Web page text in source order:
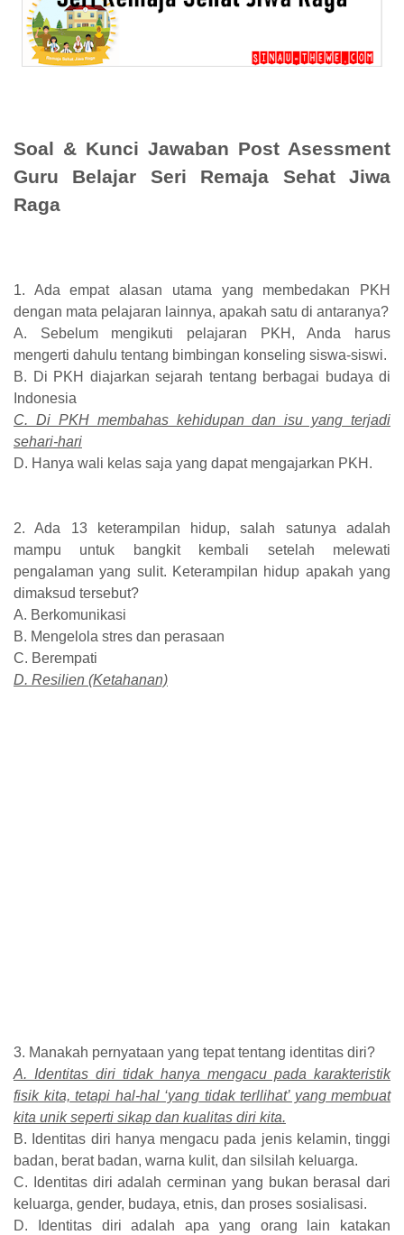
Soal & Kunci Jawaban Post Asessment
Guru Belajar Seri Remaja Sehat Jiwa
Raga
1. Ada empat alasan utama yang membedakan PKH
dengan mata pelajaran lainnya, apakah satu di antaranya?
A. Sebelum mengikuti pelajaran PKH, Anda harus
mengerti dahulu tentang bimbingan konseling siswa-siswi.
B. Di PKH diajarkan sejarah tentang berbagai budaya di
Indonesia
C. Di PKH membahas kehidupan dan isu yang terjadi
sehari-hari
D. Hanya wali kelas saja yang dapat mengajarkan PKH.
2. Ada 13 keterampilan hidup, salah satunya adalah
mampu untuk bangkit kembali setelah melewati
pengalaman yang sulit. Keterampilan hidup apakah yang
dimaksud tersebut?
A. Berkomunikasi
B. Mengelola stres dan perasaan
C. Berempati
D. Resilien (Ketahanan)
3. Manakah pernyataan yang tepat tentang identitas diri?
A. Identitas diri tidak hanya mengacu pada karakteristik
fisik kita, tetapi hal-hal ‘yang tidak terllihat’ yang membuat
kita unik seperti sikap dan kualitas diri kita.
B. Identitas diri hanya mengacu pada jenis kelamin, tinggi
badan, berat badan, warna kulit, dan silsilah keluarga.
C. Identitas diri adalah cerminan yang bukan berasal dari
keluarga, gender, budaya, etnis, dan proses sosialisasi.
D. Identitas diri adalah apa yang orang lain katakan